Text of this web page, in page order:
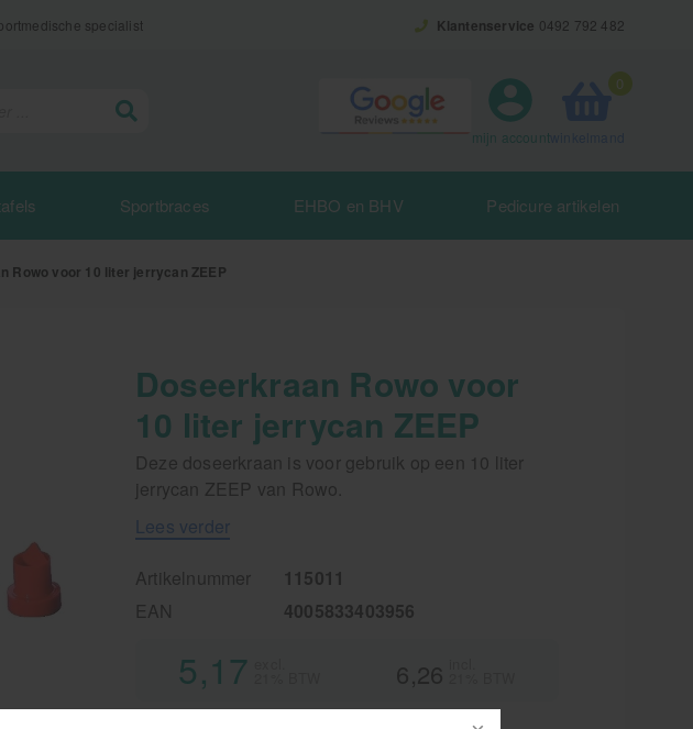
specialist Klantenservice 0492 792 482
0
mijn account
Sportbraces EHBO en BHV Pedicure artikelen
Rowo voor 10 liter jerrycan ZEEP
Doseerkraan Rowo voor
10 liter jerrycan ZEEP
Deze doseerkraan is voor gebruik op een 10 liter
jerrycan ZEEP van Rowo.
Lees verder
Artikelnummer
115011
EAN
4005833403956
5,17 6,26